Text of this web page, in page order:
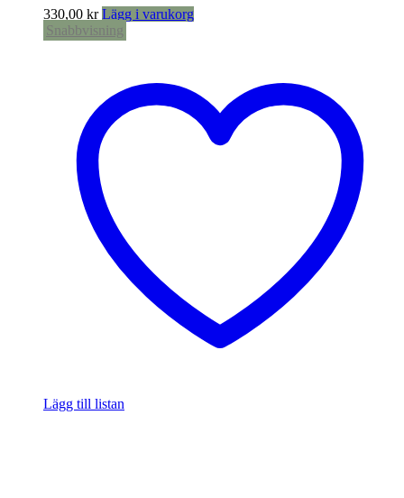
330,00 kr Lägg i varukorg
Snabbvisning
Lägg till listan